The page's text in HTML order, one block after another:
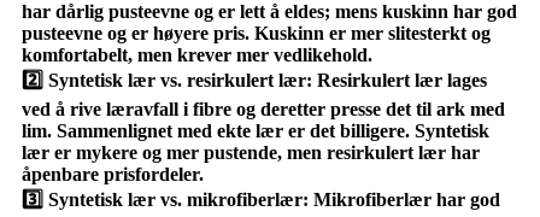
har dårlig pusteevne og er lett å eldes; mens kuskinn har god
pusteevne og er høyere pris. Kuskinn er mer slitesterkt og
komfortabelt, men krever mer vedlikehold.
2️⃣ Syntetisk lær vs. resirkulert lær: Resirkulert lær lages
ved å rive læravfall i fibre og deretter presse det til ark med
lim. Sammenlignet med ekte lær er det billigere. Syntetisk
lær er mykere og mer pustende, men resirkulert lær har
åpenbare prisfordeler.
3️⃣ Syntetisk lær vs. mikrofiberlær: Mikrofiberlær har god